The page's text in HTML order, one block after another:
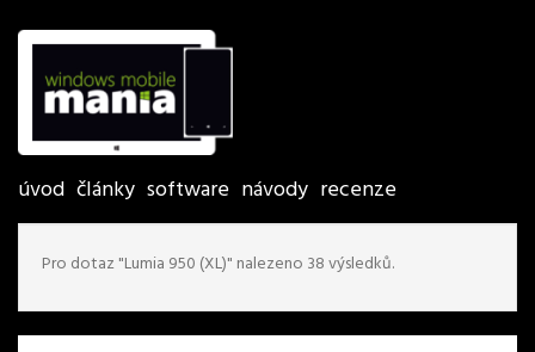
úvod články software návody recenze
Pro dotaz "Lumia 950 (XL)" nalezeno 38 výsledků.